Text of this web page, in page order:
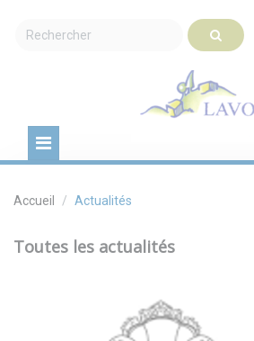
Accueil Actualités
Toutes les actualités